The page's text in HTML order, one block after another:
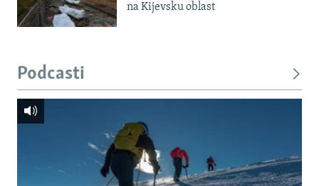
na Kijevsku oblast
Podcasti